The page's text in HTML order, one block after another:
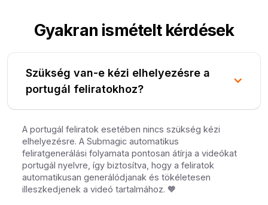
Gyakran ismételt kérdések
Szükség van-e kézi elhelyezésre a
portugál feliratokhoz?
A portugál feliratok esetében nincs szükség kézi
elhelyezésre. A Submagic automatikus
feliratgenerálási folyamata pontosan átírja a videókat
portugál nyelvre, így biztosítva, hogy a feliratok
automatikusan generálódjanak és tökéletesen
illeszkedjenek a videó tartalmához. 🧡